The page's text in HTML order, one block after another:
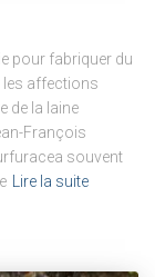
pour fabriquer du
les affections
de la laine
François
souvent
Lire la suite